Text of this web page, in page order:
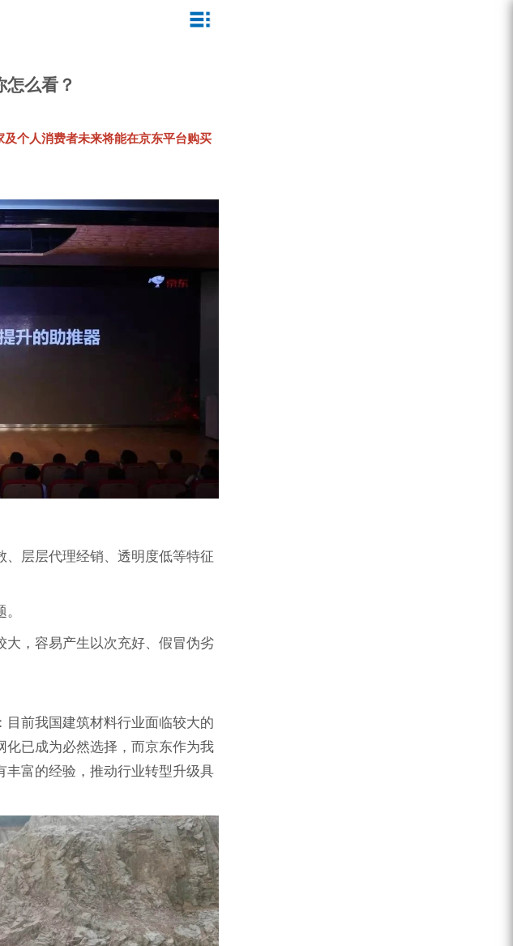
ZEGA小型一体式露天钻机
ZEGA水井钻机
水井专用螺杆空压机
螺杆式空气压缩机
么看？
个人消费者未来将能在京东平台购买
层层代理经销、透明度低等特征
大，容易产生以次充好、假冒伪劣
前我国建筑材料行业面临较大的
已成为必然选择，而京东作为我
丰富的经验，推动行业转型升级具